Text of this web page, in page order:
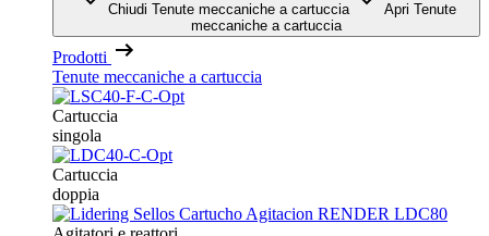
Chiudi Tenute meccaniche a cartuccia
Apri Tenute
meccaniche a cartuccia
Prodotti
Tenute meccaniche a cartuccia
Cartuccia
singola
Cartuccia
doppia